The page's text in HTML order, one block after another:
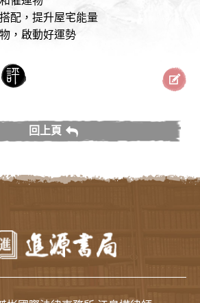
配，提升屋宅能量
，啟動好運勢
回上頁